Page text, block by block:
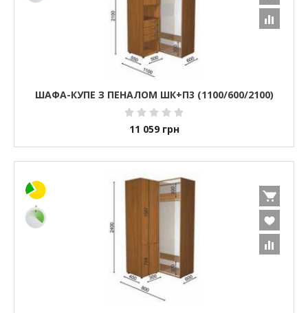
ШАФА-КУПЕ З ПЕНАЛОМ ШК+П3 (1100/600/2100)
11 059 грн